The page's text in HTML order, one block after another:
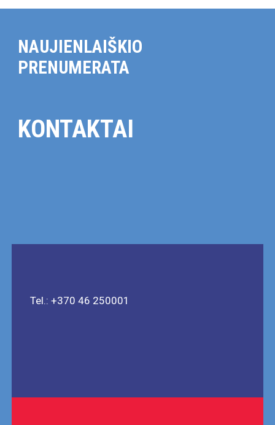
NAUJIENLAIŠKIO
PRENUMERATA
KONTAKTAI
Tel.: +370 46 250001